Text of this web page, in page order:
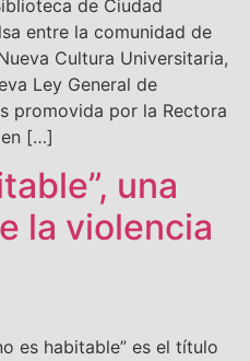
de Ciudad
entre la comunidad de
Cultura Universitaria,
Ley General de
promovida por la Rectora
en […]
una
la violencia
es habitable” es el título